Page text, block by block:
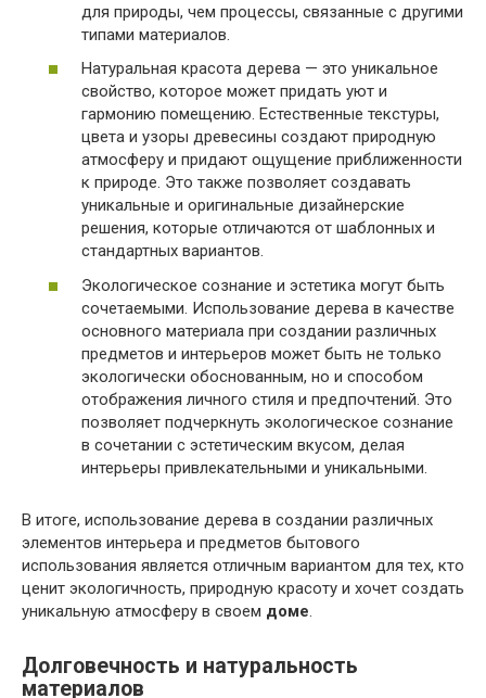
для природы, чем процессы, связанные с другими
типами материалов.
Натуральная красота дерева — это уникальное
свойство, которое может придать уют и
гармонию помещению. Естественные текстуры,
цвета и узоры древесины создают природную
атмосферу и придают ощущение приближенности
к природе. Это также позволяет создавать
уникальные и оригинальные дизайнерские
решения, которые отличаются от шаблонных и
стандартных вариантов.
Экологическое сознание и эстетика могут быть
сочетаемыми. Использование дерева в качестве
основного материала при создании различных
предметов и интерьеров может быть не только
экологически обоснованным, но и способом
отображения личного стиля и предпочтений. Это
позволяет подчеркнуть экологическое сознание
в сочетании с эстетическим вкусом, делая
интерьеры привлекательными и уникальными.
В итоге, использование дерева в создании различных
элементов интерьера и предметов бытового
использования является отличным вариантом для тех, кто
ценит экологичность, природную красоту и хочет создать
уникальную атмосферу в своем доме.
Долговечность и натуральность
материалов